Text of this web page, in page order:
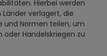
Hierbei werden
verlagert, die
und Normen teilen, um
oder Handelskriegen zu